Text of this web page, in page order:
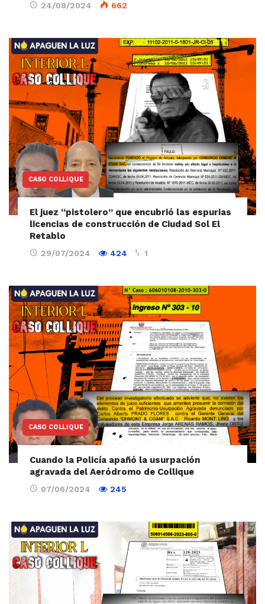
24/08/2024 662
CASO COLLIQUE
El juez “pistolero” que encubrió las espurias
licencias de construcción de Ciudad Sol El
Retablo
29/07/2024 424 1
CASO COLLIQUE
Cuando la Policía apañó la usurpación
agravada del Aeródromo de Collique
07/06/2024 245